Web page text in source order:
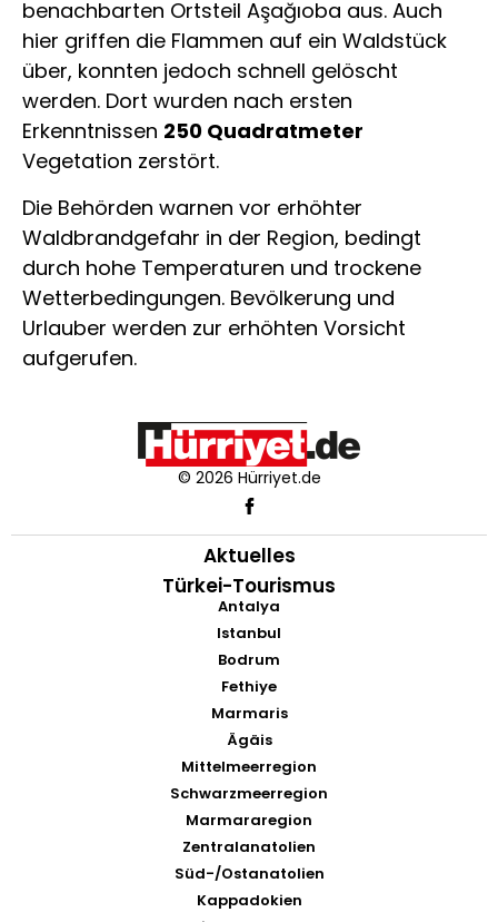
benachbarten Ortsteil Aşağıoba aus. Auch
hier griffen die Flammen auf ein Waldstück
über, konnten jedoch schnell gelöscht
werden. Dort wurden nach ersten
Erkenntnissen 250 Quadratmeter
Vegetation zerstört.
Die Behörden warnen vor erhöhter
Waldbrandgefahr in der Region, bedingt
durch hohe Temperaturen und trockene
Wetterbedingungen. Bevölkerung und
Urlauber werden zur erhöhten Vorsicht
aufgerufen.
© 2026 Hürriyet.de
Aktuelles
Türkei-Tourismus
Antalya
Istanbul
Bodrum
Fethiye
Marmaris
Ägäis
Mittelmeerregion
Schwarzmeerregion
Marmararegion
Zentralanatolien
Süd-/Ostanatolien
Kappadokien